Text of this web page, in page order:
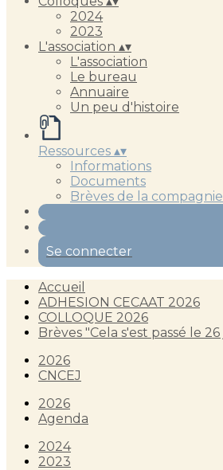
2024
2023
L'association ▴▾
L'association
Le bureau
Annuaire
Un peu d'histoire
Ressources ▴▾
Informations
Documents
Brèves de la compagnie
Se connecter
Accueil
ADHESION CECAAT 2026
COLLOQUE 2026
Brèves "Cela s'est passé le
2026
CNCEJ
2026
Agenda
2024
2023